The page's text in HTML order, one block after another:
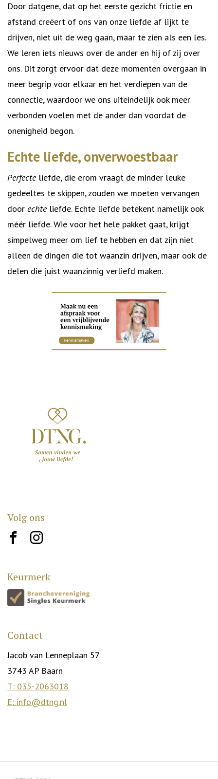
Door datgene, dat op het eerste gezicht frictie en
afstand creëert of ons van onze liefde af lijkt te
drijven, niet uit de weg gaan, maar te zien als een les.
We leren iets nieuws over de ander en hij of zij over
ons. Dit zorgt ervoor dat deze momenten overgaan in
meer begrip voor elkaar en het verdiepen van de
connectie, waardoor we ons uiteindelijk ook meer
verbonden voelen met de ander dan voordat de
onenigheid begon.
Echte liefde, onverwoestbaar
Perfecte liefde, die erom vraagt de minder leuke
gedeeltes te skippen, zouden we moeten vervangen
door echte liefde. Echte liefde betekent namelijk ook
méér liefde. Wie voor het hele pakket gaat, krijgt
simpelweg meer om lief te hebben en dat zijn niet
alleen de dingen die tot waanzin drijven, maar ook de
delen die juist waanzinnig verliefd maken.
Volg ons
brand10 brand12
Keurmerk
Contact
Jacob van Lenneplaan 57
3743 AP Baarn
T: 035-2063018
E: info@dtng.nl